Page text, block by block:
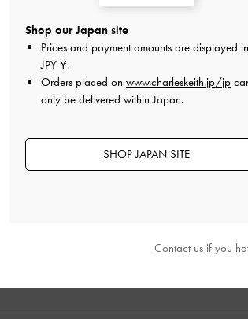
冬らしくてとても可愛い
購入するか迷っていたため、店頭に見に行
雪の結晶が一番映えていたのと、シルバ
カジュアルな服にもフォーマルな服にも
Shop our Japan site
Prices and payment amounts are displayed in
JPY ¥.
Orders placed on www.charleskeith.jp/jp
only be delivered within Japan.
SHOP JAPAN SITE
Contact usif you